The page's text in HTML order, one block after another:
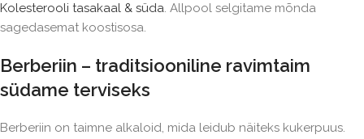
Kolesterooli tasakaal & süda. Allpool selgitame mõnda
sagedasemat koostisosa.
Berberiin – traditsiooniline ravimtaim
südame terviseks
Berberiin on taimne alkaloid, mida leidub näiteks kukerpuus.